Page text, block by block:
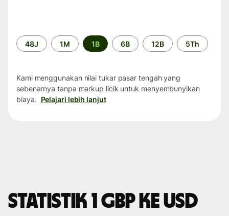
Periode
waktu
48J 1M 1B 6B 12B 5Th
Kami menggunakan nilai tukar pasar tengah yang
sebenarnya tanpa markup licik untuk menyembunyikan
biaya. Pelajari lebih lanjut
Statistik 1 GBP ke USD